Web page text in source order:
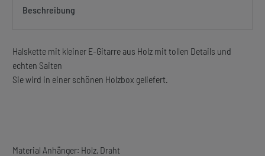
Beschreibung
Halskette mit kleiner E-Gitarre aus Holz mit tollen Details und
echten Saiten
Sie wird in einer schönen Holzbox geliefert.
Material Anhänger: Holz, Draht